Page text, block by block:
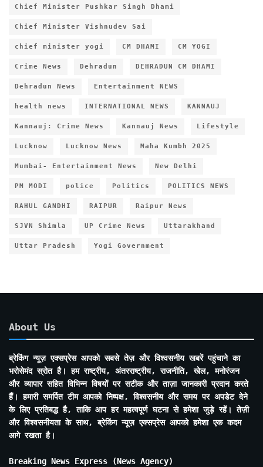
Chief Minister Pushkar Singh Dhami
Chief Minister Vishnudev Sai
chief minister yogi CM DHAMI CM YOGI
Crime News Dehradun DEHRADUN CM DHAMI
Dehradun News Entertainment NEWS
health news INTERNATIONAL NEWS KANNAUJ
Kannauj: Crime News Kannauj News Lifestyle
Lucknow Lucknow News Maha Kumbh 2025
Mumbai- Entertainment News New Delhi
PM MODI police Politics POLITICS NEWS
RAHUL GANDHI RAIPUR Raipur News
SJVN Shimla UP Crime News Uttarakhand
Uttar Pradesh Yogi Government
About Us
ब्रेकिंग न्यूज़ एक्सप्रेस आपको सबसे तेज़ और विश्वसनीय खबरें पहुंचाने का
भरोसेमंद स्रोत है। हम राष्ट्रीय, अंतरराष्ट्रीय, राजनीति, खेल, मनोरंजन
और व्यापार सहित विभिन्न विषयों पर सटीक और ताज़ा जानकारी प्रदान करते
हैं। हमारी समर्पित टीम आपको निष्पक्ष, विश्वसनीय और समय पर अपडेट देने
के लिए प्रतिबद्ध है, ताकि आप हर महत्वपूर्ण घटना से हमेशा जुड़े रहें। तेज़ी
और विश्वसनीयता के साथ, ब्रेकिंग न्यूज़ एक्सप्रेस आपको हमेशा एक कदम
आगे रखता है।
Breaking News Express (News Agency)